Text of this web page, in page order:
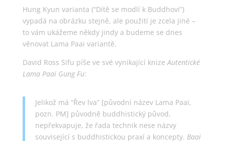
Hung Kyun varianta (“Dítě se modlí k Buddhovi”)
vypadá na obrázku stejně, ale použití je zcela jiné –
to vám ukážeme někdy jindy a budeme se dnes
věnovat Lama Paai variantě.
David Ross Sifu píše ve své vynikající knizeAutentické
Lama Paai Gung Fu:
Jelikož má “Řev lva” [původní název Lama Paai,
pozn. PM] původně buddhistický původ,
nepřekvapuje, že řada technik nese názvy
související s buddhistickou praxí a koncepty. Baai